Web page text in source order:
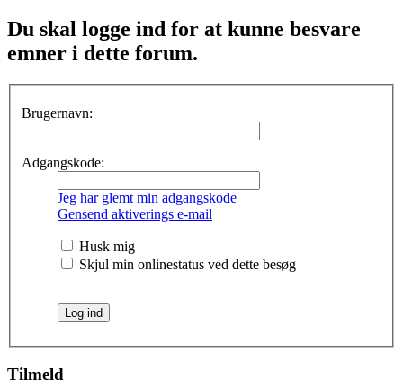
Du skal logge ind for at kunne besvare
emner i dette forum.
Brugernavn:
Adgangskode:
Jeg har glemt min adgangskode
Gensend aktiverings e-mail
Husk mig
Skjul min onlinestatus ved dette besøg
Tilmeld